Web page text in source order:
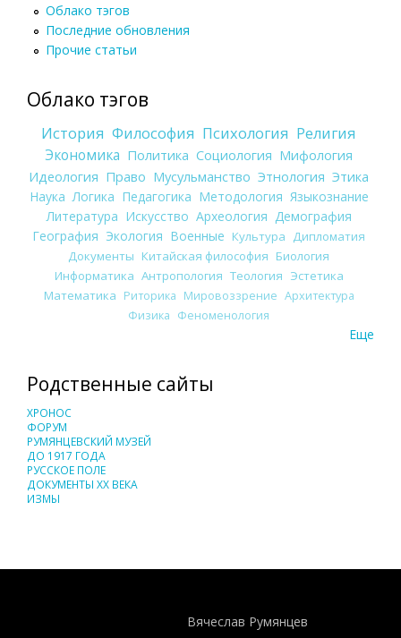
Облако тэгов
Последние обновления
Прочие статьи
Облако тэгов
История Философия Психология Религия
Экономика Политика Социология Мифология
Идеология Право Мусульманство Этнология Этика
Наука Логика Педагогика Методология Языкознание
Литература Искусство Археология Демография
География Экология Военные Культура
Дипломатия
Документы Китайская философия Биология
Информатика Антропология Теология Эстетика
Математика Риторика Мировоззрение Архитектура
Физика Феноменология
Еще
Родственные сайты
ХРОНОС
ФОРУМ
РУМЯНЦЕВСКИЙ МУЗЕЙ
ДО 1917 ГОДА
РУССКОЕ ПОЛЕ
ДОКУМЕНТЫ XX ВЕКА
ИЗМЫ
Вячеслав Румянцев